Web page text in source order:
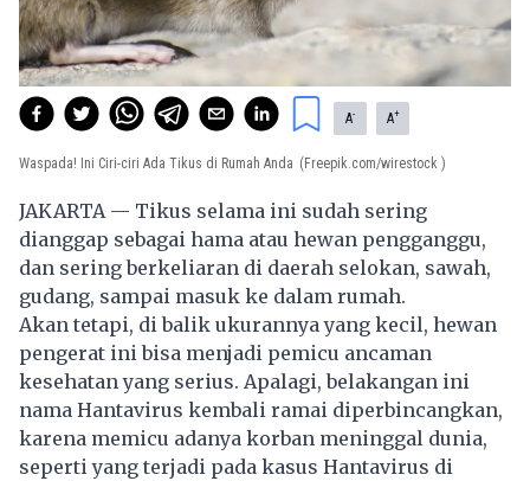
A- A+
Waspada! Ini Ciri-ciri Ada Tikus di Rumah Anda (Freepik.com/wirestock )
JAKARTA — Tikus selama ini sudah sering
dianggap sebagai hama atau hewan pengganggu,
dan sering berkeliaran di daerah selokan, sawah,
gudang, sampai masuk ke dalam rumah.
Akan tetapi, di balik ukurannya yang kecil, hewan
pengerat ini bisa menjadi pemicu ancaman
kesehatan yang serius. Apalagi, belakangan ini
nama Hantavirus kembali ramai diperbincangkan,
karena memicu adanya korban meninggal dunia,
seperti yang terjadi pada kasus Hantavirus di